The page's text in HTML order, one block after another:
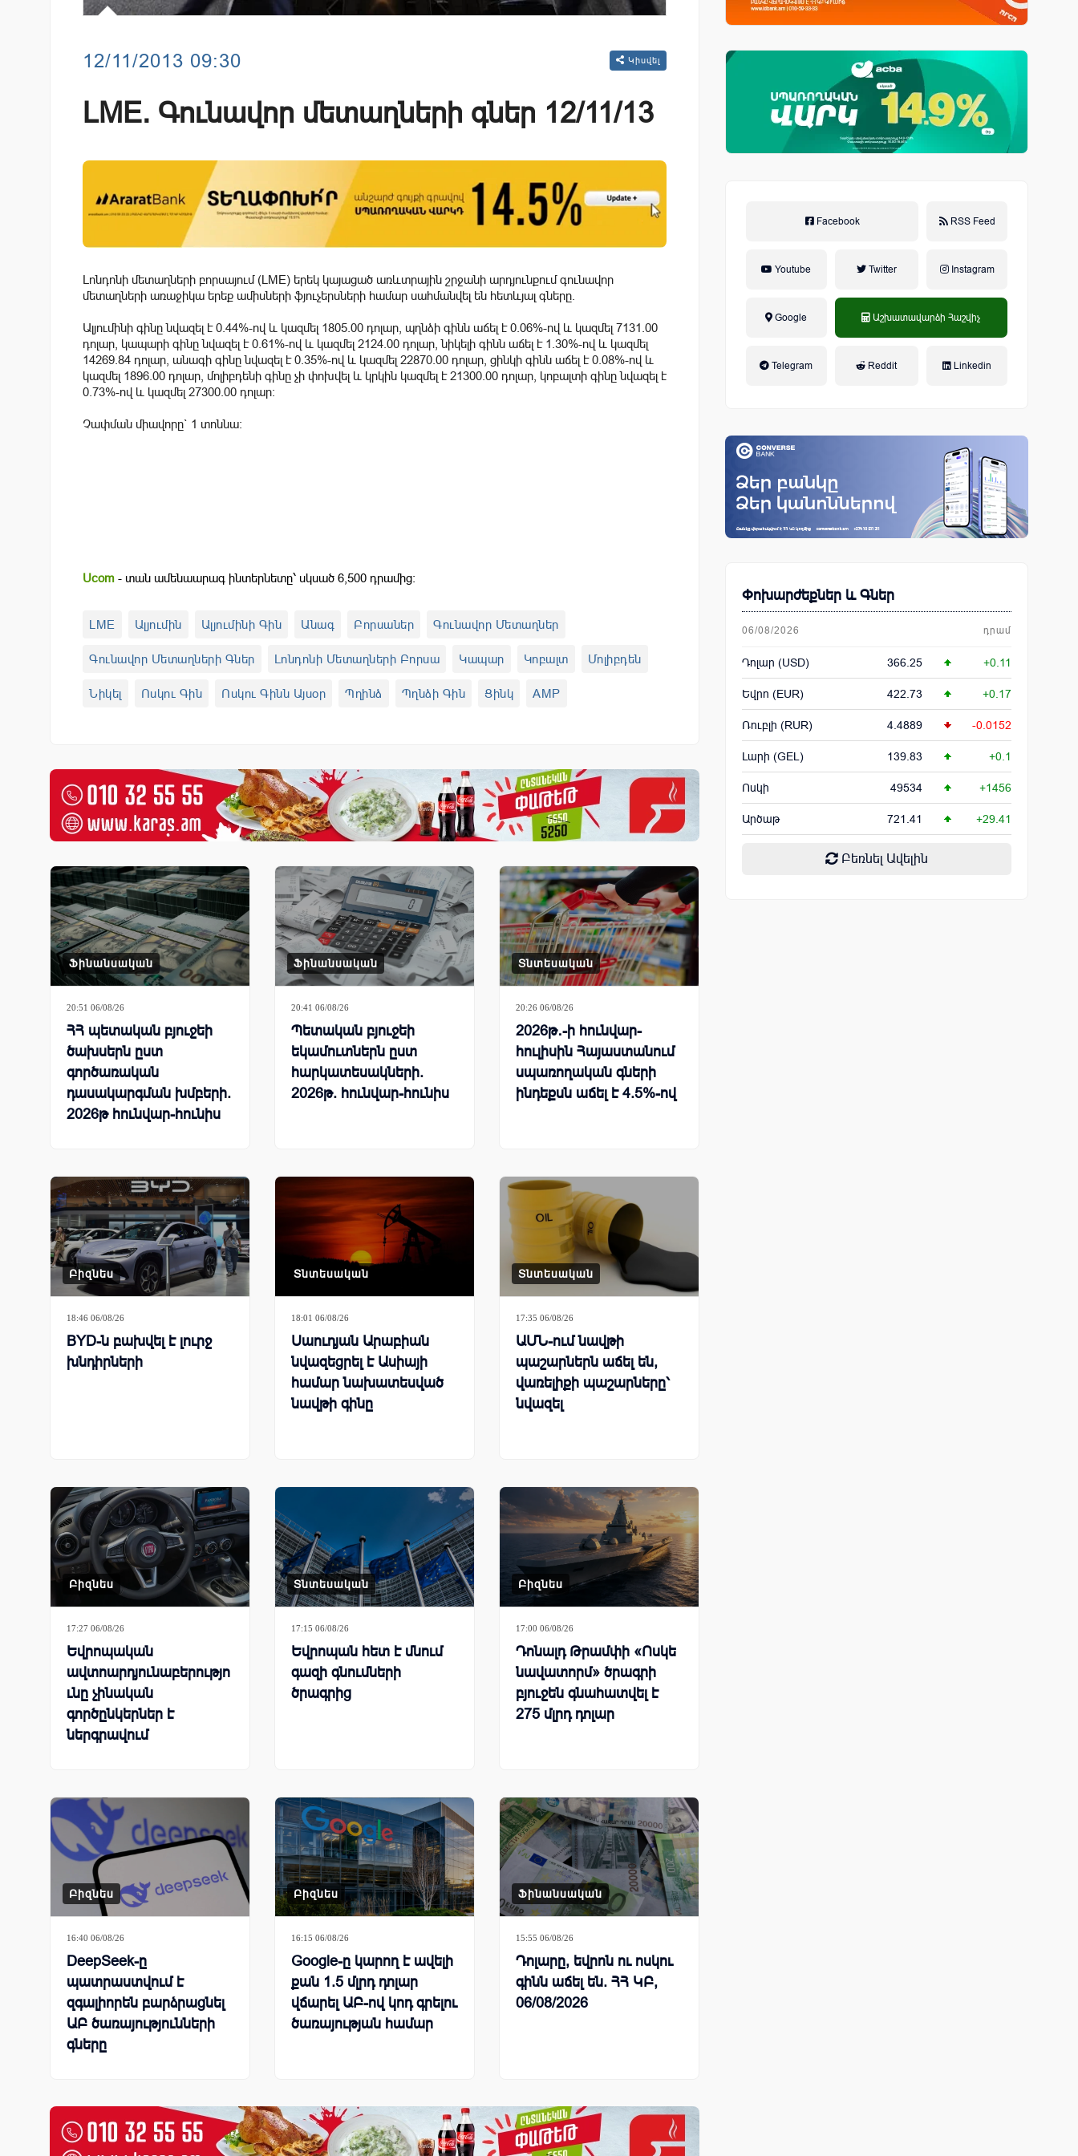
12/11/2013 09:30 Կիսվել
LME. Գունավոր մետաղների գներ 12/11/13
Լոնդոնի մետաղների բորսայում (LME) երեկ կայացած առևտրային շրջանի արդյունքում գունավոր
մետաղների առաջիկա երեք ամիսների ֆյուչերսների համար սահմանվել են հետևյալ գները.
Ալյումինի գինը նվազել է 0.44%-ով և կազմել 1805.00 դոլար, պղնձի գինն աճել է 0.06%-ով և կազմել 7131.00
դոլար, կապարի գինը նվազել է 0.61%-ով և կազմել 2124.00 դոլար, նիկելի գինն աճել է 1.30%-ով և կազմել
14269.84 դոլար, անագի գինը նվազել է 0.35%-ով և կազմել 22870.00 դոլար, ցինկի գինն աճել է 0.08%-ով և
կազմել 1896.00 դոլար, մոլիբդենի գինը չի փոխվել և կրկին կազմել է 21300.00 դոլար, կոբալտի գինը նվազել է
0.73%-ով և կազմել 27300.00 դոլար:
Չափման միավորը` 1 տոննա:
Ucom - տան ամենաարագ ինտերնետը՝ սկսած 6,500 դրամից:
LME Ալյումին Ալյումինի Գին Անագ Բորսաներ Գունավոր Մետաղներ
Գունավոր Մետաղների Գներ Լոնդոնի Մետաղների Բորսա Կապար Կոբալտ Մոլիբդեն
Նիկել Ոսկու Գին Ոսկու Գինն Այսօր Պղինձ Պղնձի Գին Ցինկ AMP
Facebook RSS Feed
Youtube Twitter Instagram
Google Աշխատավարձի Հաշվիչ
Telegram Reddit Linkedin
Փոխարժեքներ և Գներ
06/08/2026 դրամ
Դոլար (USD) 366.25 +0.11
Եվրո (EUR) 422.73 +0.17
Ռուբլի (RUR) 4.4889 -0.0152
Լարի (GEL) 139.83 +0.1
Ոսկի 49534 +1456
Արծաթ 721.41 +29.41
Բեռնել Ավելին
Ֆինանսական
20:51 06/08/26
ՀՀ պետական բյուջեի
ծախսերն ըստ
գործառական
դասակարգման խմբերի.
2026թ հունվար-հունիս
Ֆինանսական
20:41 06/08/26
Պետական բյուջեի
եկամուտներն ըստ
հարկատեսակների.
2026թ. հունվար-հունիս
Տնտեսական
20:26 06/08/26
2026թ․-ի հունվար-
հուլիսին Հայաստանում
սպառողական գների
ինդեքսն աճել է 4.5%-ով
Բիզնես
18:46 06/08/26
BYD-ն բախվել է լուրջ
խնդիրների
Տնտեսական
18:01 06/08/26
Սաուդյան Արաբիան
նվազեցրել է Ասիայի
համար նախատեսված
նավթի գինը
Տնտեսական
17:35 06/08/26
ԱՄՆ-ում նավթի
պաշարներն աճել են,
վառելիքի պաշարները՝
նվազել
Բիզնես
17:27 06/08/26
Եվրոպական
ավտոարդյունաբերությո
ւնը չինական
գործընկերներ է
ներգրավում
Տնտեսական
17:15 06/08/26
Եվրոպան հետ է մնում
գազի գնումների
ծրագրից
Բիզնես
17:00 06/08/26
Դոնալդ Թրամփի «Ոսկե
նավատորմ» ծրագրի
բյուջեն գնահատվել է
275 մլրդ դոլար
Բիզնես
16:40 06/08/26
DeepSeek-ը
պատրաստվում է
զգալիորեն բարձրացնել
ԱԲ ծառայությունների
գները
Բիզնես
16:15 06/08/26
Google-ը կարող է ավելի
քան 1.5 մլրդ դոլար
վճարել ԱԲ-ով կոդ գրելու
ծառայության համար
Ֆինանսական
15:55 06/08/26
Դոլարը, եվրոն ու ոսկու
գինն աճել են. ՀՀ ԿԲ,
06/08/2026